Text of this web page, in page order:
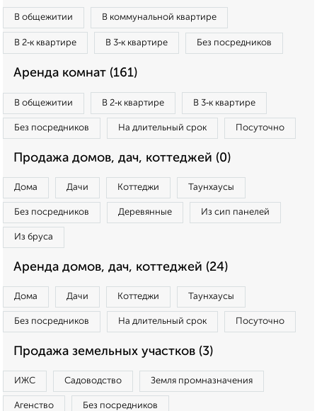
В общежитии В коммунальной квартире
В 2‑к квартире В 3‑к квартире Без посредников
Аренда комнат (161)
В общежитии В 2‑к квартире В 3‑к квартире
Без посредников На длительный срок Посуточно
Продажа домов, дач, коттеджей (0)
Дома Дачи Коттеджи Таунхаусы
Без посредников Деревянные Из сип панелей
Из бруса
Аренда домов, дач, коттеджей (24)
Дома Дачи Коттеджи Таунхаусы
Без посредников На длительный срок Посуточно
Продажа земельных участков (3)
ИЖС Садоводство Земля промназначения
Агенство Без посредников